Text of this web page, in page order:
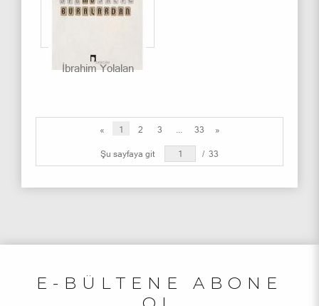
İbrahim Yolalan
« 1 2 3 ... 33 »
Şu sayfaya git / 33
E-BÜLTENE ABONE